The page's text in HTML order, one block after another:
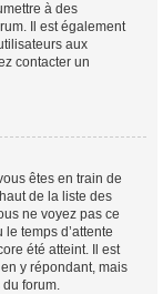
à des
Il est également
aux
contacter un
êtes en train de
de la liste des
ne voyez pas ce
temps d’attente
été atteint. Il est
y répondant, mais
forum.